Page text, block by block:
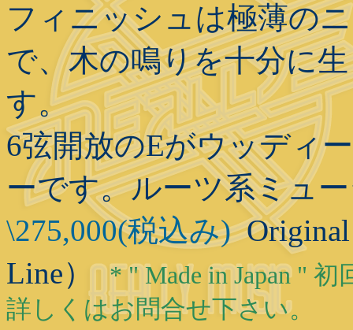
フィニッシュは極薄の
で、木の鳴りを十分に
す。
6弦開放のEがウッディ
ーです。ルーツ系ミュ
\275,000(税込み)Original
Line）* " Made in Japan "
詳しくはお問合せ下さい。